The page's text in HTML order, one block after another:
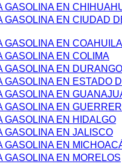
GASOLINA EN
GASOLINA EN CIUDAD
GASOLINA EN COAHUILA
GASOLINA EN COLIMA
GASOLINA EN DURANGO
GASOLINA EN ESTADO
GASOLINA EN
GASOLINA EN
GASOLINA EN HIDALGO
GASOLINA EN JALISCO
GASOLINA EN
GASOLINA EN MORELOS